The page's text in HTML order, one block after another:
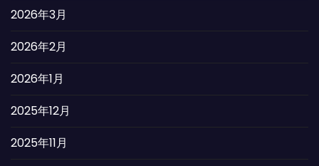
2026年3月
2026年2月
2026年1月
2025年12月
2025年11月